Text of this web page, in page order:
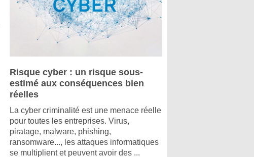
Risque cyber : un risque sous-
estimé aux conséquences bien
réelles
La cyber criminalité est une menace réelle
pour toutes les entreprises. Virus,
piratage, malware, phishing,
ransomware..., les attaques informatiques
se multiplient et peuvent avoir des ...